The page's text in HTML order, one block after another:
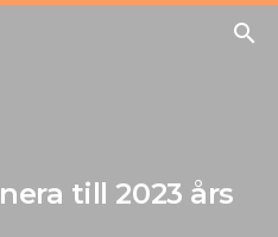
search
till 2023 års